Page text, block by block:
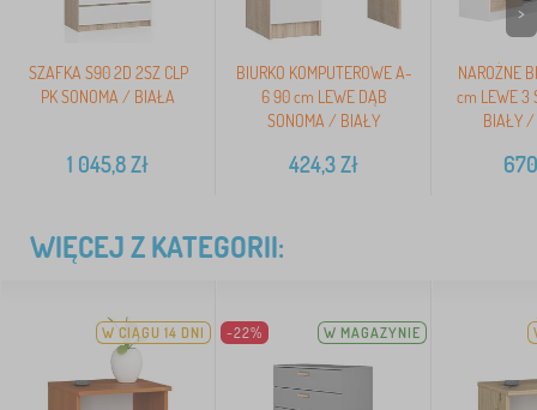
SZAFKA S90 2D 2SZ CLP
PK SONOMA / BIAŁA
1 045,8Zł
BIURKO KOMPUTEROWE A-
6 90 cm LEWE DĄB
SONOMA / BIAŁY
424,3Zł
NAROŻNE
cm LEWE 3
BIAŁY /
>
WIĘCEJ Z KATEGORII:
W CIĄGU 14 DNI -22% W MAGAZYNIE